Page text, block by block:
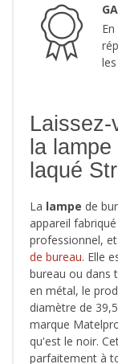
la
laqué
La lampe de
appareil
professionnel,
de bureau. Elle
bureau ou dans
en métal, le
diamètre de
marque
qu'est le noir.
parfaitement à